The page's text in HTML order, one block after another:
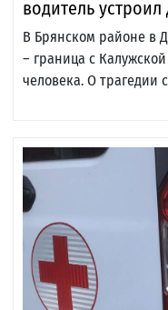
водитель
В Брянском районе в
– граница с
человека. О трагедии